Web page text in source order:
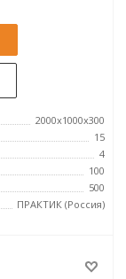
2000x1000x300
15
4
100
500
ПРАКТИК (Россия)